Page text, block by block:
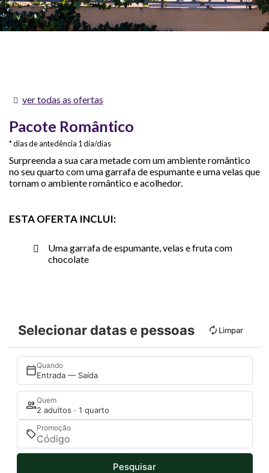
ver todas as ofertas
Pacote Romântico
dias de antedência 1 dia/dias
Surpreenda a sua cara metade com um ambiente romântico
no seu quarto com uma garrafa de espumante e uma velas que
tornam o ambiente romântico e acolhedor.
ESTA OFERTA INCLUI:
Uma garrafa de espumante, velas e fruta com
chocolate
Selecionar datas e pessoas Limpar
Quando
Entrada — Saída
Quem
2 adultos · 1 quarto
Promoção
Pesquisar